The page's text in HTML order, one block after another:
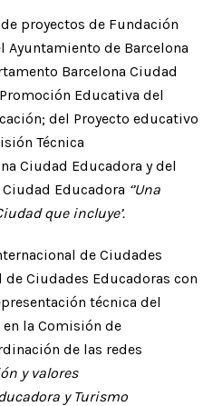
proyectos de Fundación
Ayuntamiento de Barcelona
Barcelona Ciudad
Educativa del
del Proyecto educativo
Técnica
Ciudad Educadora y del
Educadora ‘’Una
que incluye’.
de Ciudades
de Ciudades Educadoras con
técnica del
la Comisión de
de las redes
y valores
y Turismo